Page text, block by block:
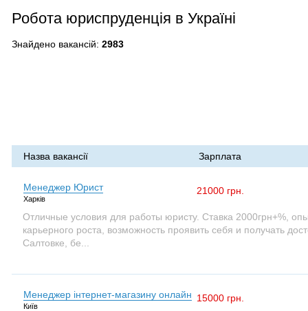
Робота юриспруденція в Україні
Знайдено вакансій: 2983
Назва вакансії Зарплата
Менеджер Юрист
Харків
21000 грн.
Отличные условия для работы юристу. Ставка 2000грн+%,
карьерного роста, возможность проявить себя и получать
Салтовке, бе...
Менеджер інтернет-магазину онлайн
Київ
15000 грн.